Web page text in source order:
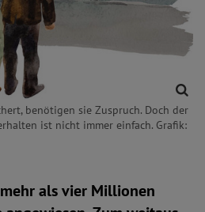
benötigen sie Zuspruch. Doch der
ist nicht immer einfach. Grafik:
als vier Millionen